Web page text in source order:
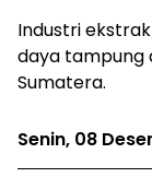
Industri
daya tampung
Sumatera.
Senin, 08